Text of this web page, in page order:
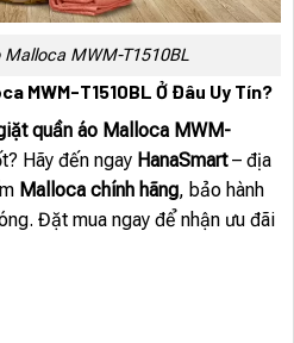
MWM-T1510BL
MWM-T1510BL Ở Đâu Uy Tín?
quần áo Malloca MWM-
Hãy đến ngay HanaSmart– địa
Malloca chính hãng, bảo hành
Đặt mua ngay để nhận ưu đãi